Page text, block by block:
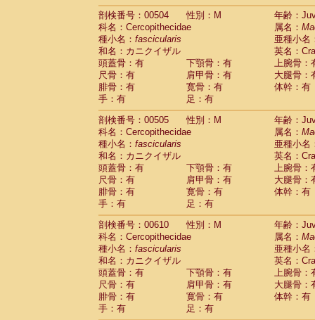
剖検番号：00504
性別：M
年齢：
科名：Cercopithecidae
属名：
種小名： fascicularis
亜種小名
和名：カニクイザル
英名：
頭蓋骨：有
下顎骨：有
上腕骨：
尺骨：有
肩甲骨：有
大腿骨：
腓骨：有
寛骨：有
体幹：有
手：有
足：有
剖検番号：00505
性別：M
年齢：
科名：Cercopithecidae
属名：
種小名： fascicularis
亜種小名
和名：カニクイザル
英名：
頭蓋骨：有
下顎骨：有
上腕骨：
尺骨：有
肩甲骨：有
大腿骨：
腓骨：有
寛骨：有
体幹：有
手：有
足：有
剖検番号：00610
性別：M
年齢：
科名：Cercopithecidae
属名：
種小名： fascicularis
亜種小名
和名：カニクイザル
英名：
頭蓋骨：有
下顎骨：有
上腕骨：
尺骨：有
肩甲骨：有
大腿骨：
腓骨：有
寛骨：有
体幹：有
手：有
足：有